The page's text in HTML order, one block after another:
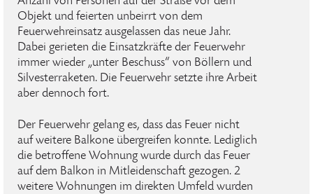
Objekt und feierten unbeirrt von dem
Feuerwehreinsatz ausgelassen das neue Jahr.
Dabei gerieten die Einsatzkräfte der Feuerwehr
immer wieder „unter Beschuss“ von Böllern und
Silvesterraketen. Die Feuerwehr setzte ihre Arbeit
aber dennoch fort.
Der Feuerwehr gelang es, dass das Feuer nicht
auf weitere Balkone übergreifen konnte. Lediglich
die betroffene Wohnung wurde durch das Feuer
auf dem Balkon in Mitleidenschaft gezogen. 2
weitere Wohnungen im direkten Umfeld wurden